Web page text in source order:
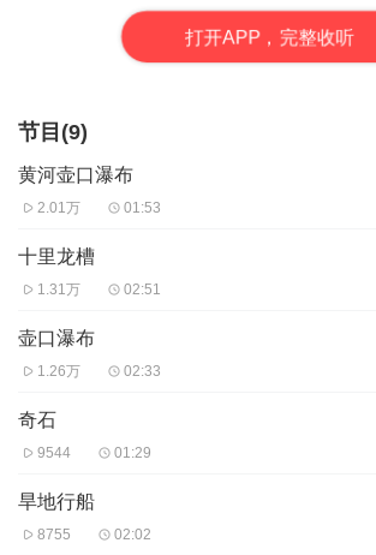
7:00-17:30（随季节略有变化）
打开APP，完整收听
节目(9)
黄河壶口瀑布
2.01万 01:53
十里龙槽
1.31万 02:51
壶口瀑布
1.26万 02:33
奇石
9544 01:29
旱地行船
8755 02:02